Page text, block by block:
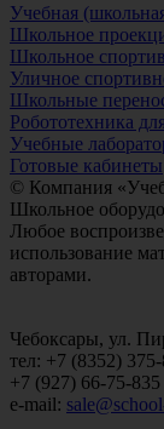
Учебная
Школьное
Школьное
Уличное
Школьные
Робототехника
Учебные
Готовые кабинеты
© Компания
Школьное
Любое
использование
авторами.
Чебоксары, ул.
тел: +7 (8352)
+7 (927) 66-75-835
e-mail: